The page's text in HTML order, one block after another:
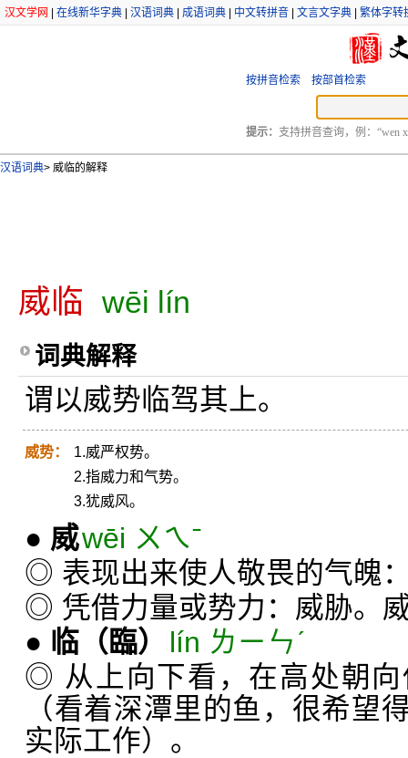
汉文学网 在线新华字典 汉语词典 成语词典 中文转拼音 文言文字典 繁体字转
按拼音检索 按部首检索
提示： 支持拼音查询，例：“wen
汉语词典> 威临的解释
威临 wēi lín
词典解释
谓以威势临驾其上。
威势：
1.威严权势。
2.指威力和气势。
3.犹威风。
● 威wēi ㄨㄟˉ
◎ 表现出来使人敬畏的气魄
◎ 凭借力量或势力：威胁。
● 临 （臨）
lín ㄌㄧㄣˊ
◎ 从上向下看，在高处朝
（看着深潭里的鱼，很希望
实际工作）。